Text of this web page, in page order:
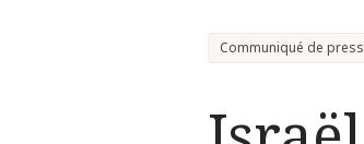
Communiqué de